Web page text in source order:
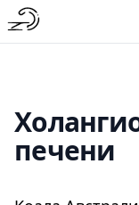
печени